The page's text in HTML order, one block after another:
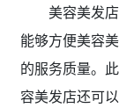
美容美发
能够方便美容
的服务质量。
容美发店还可